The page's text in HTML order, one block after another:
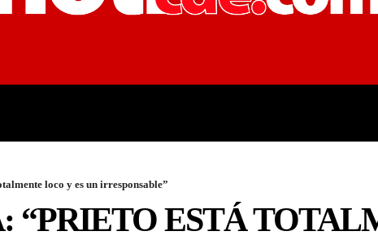
loco y es un irresponsable”
“PRIETO ESTÁ